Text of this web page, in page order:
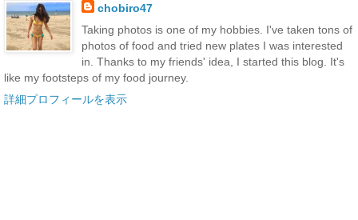
chobiro47
Taking photos is one of my hobbies. I've taken tons of
photos of food and tried new plates I was interested
in. Thanks to my friends' idea, I started this blog. It's
like my footsteps of my food journey.
詳細プロフィールを表示